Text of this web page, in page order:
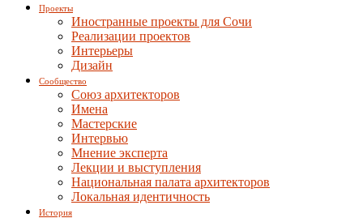
Проекты
Иностранные проекты для Сочи
Реализации проектов
Интерьеры
Дизайн
Сообщество
Союз архитекторов
Имена
Мастерские
Интервью
Мнение эксперта
Лекции и выступления
Национальная палата архитекторов
Локальная идентичность
История